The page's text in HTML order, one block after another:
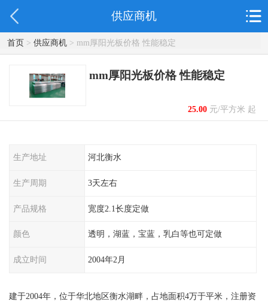
供应商机
首页> 供应商机> mm厚阳光板价格 性能稳定
mm厚阳光板价格 性能稳定
25.00元/平方米 起
生产地址 河北衡水
生产周期 3天左右
产品规格 宽度2.1长度定做
颜色 透明，湖蓝，宝蓝，乳白等也可定做
成立时间 2004年2月
建于2004年，位于华北地区衡水湖畔，占地面积4万于平米，注册资